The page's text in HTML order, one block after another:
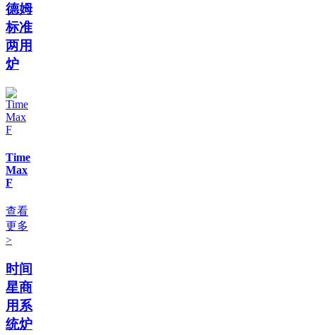
德姆
标准
两用
炉
Time
Max
F
查看
更多
>
时间
星商
用系
统炉